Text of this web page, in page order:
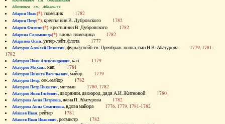
Абаляшев см. Аболешев
Абарин Иван(*), помещик 1782
Абарин Петр(*), крестьянин В. Дубровского 1782
Абарин Филипп(*), крестьянин В. Дубровского 1782
Абарина Соломонида(*), вдова, помещица 1782
Абаринов Осип, унтер-лейт. флота 1777
Абатуров Алексей Никитич, фурьер лейб-гв. Преображ. полка, сын Н.В. Абатурова 1779, 1781-
1782
Абатуров Иван Александрович, кап. 1779
Абатуров Михаил, кап. 1781
Абатуров Никита Васильевич, майор 1779
Абатуров Петр, сек.-майор 1782
Абатуров Петр Никитич, мичман 1780, 1782
Абатуров Яков Глебович, дворянин, двоюрод. дядя А.И. Житновой 1780
Абатурова Анна Петровна, жена П. Абатурова 1782
Абатурова Анна Семеновна, вдова майора 1776, 1779, 1781-1782
Абашев Иван, рейтар 1781
Абашев Иван Иванович, ротмистр 1782